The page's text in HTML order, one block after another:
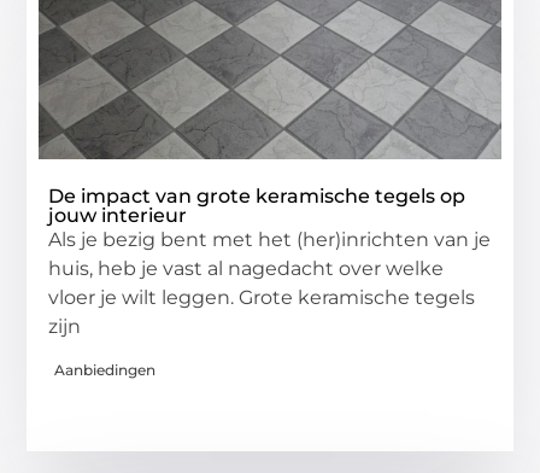
De impact van grote keramische tegels op
jouw interieur
Als je bezig bent met het (her)inrichten van je
huis, heb je vast al nagedacht over welke
vloer je wilt leggen. Grote keramische tegels
zijn
Aanbiedingen